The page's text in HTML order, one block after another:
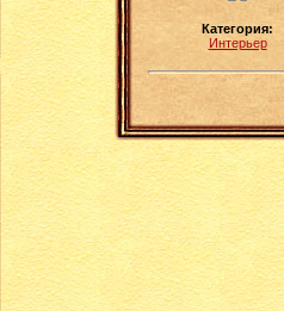
Категория:
Интерьер